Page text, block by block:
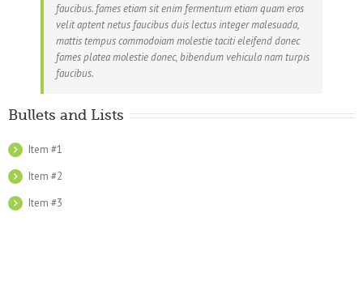
faucibus. fames etiam sit enim fermentum etiam quam eros
velit aptent netus faucibus duis lectus integer malesuada,
mattis tempus commodoiam molestie taciti eleifend donec
fames platea molestie donec, bibendum vehicula nam turpis
faucibus.
Bullets and Lists
Item #1
Item #2
Item #3